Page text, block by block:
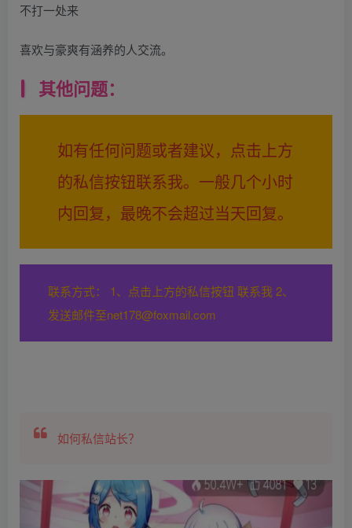
不打一处来
喜欢与豪爽有涵养的人交流。
其他问题：
如有任何问题或者建议，点击上方
的私信按钮联系我。一般几个小时
内回复，最晚不会超过当天回复。
联系方式： 1、点击上方的私信按钮 联系我 2、
发送邮件至net178@foxmail.com
如何私信站长？